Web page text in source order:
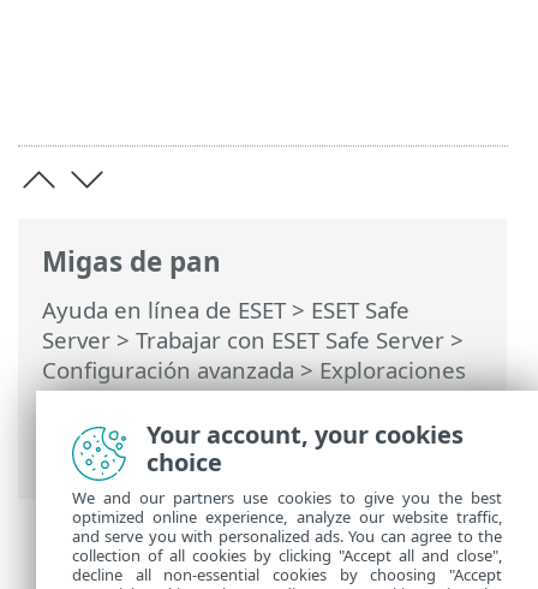
Migas de pan
Ayuda en línea de ESET> ESET Safe
Server > Trabajar con ESET Safe Server >
Configuración avanzada>Exploraciones
>Exploración de malware>Exploración
en el inicio> Verificación de archivos de
inicio automático
Your account, your cookies
choice
We and our partners use cookies to give you the best
optimized online experience, analyze our website traffic,
and serve you with personalized ads. You can agree to the
collection of all cookies by clicking "Accept all and close",
decline all non-essential cookies by choosing "Accept